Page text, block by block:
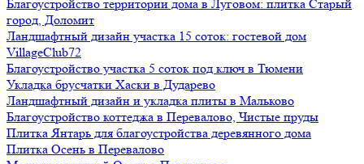
Благоустройство территории дома в Луговом: плитка Старый
город, Доломит
Ландшафтный дизайн участка 15 соток: гостевой дом
VillageClub72
Благоустройство участка 5 соток под ключ в Тюмени
Укладка брусчатки Хаски в Дударево
Ландшафтный дизайн и укладка плиты в Мальково
Благоустройство коттеджа в Перевалово, Чистые пруды
Плитка Янтарь для благоустройства деревянного дома
Плитка Осень в Перевалово